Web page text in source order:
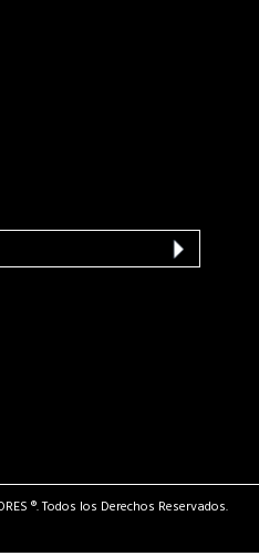
®. Todos los Derechos Reservados.